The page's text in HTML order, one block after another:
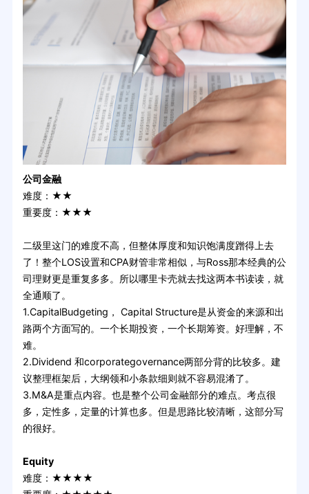
公司金融
难度：★★
重要度：★★★
二级里这门的难度不高，但整体厚度和知识饱满度蹭得上去
了！整个LOS设置和CPA财管非常相似，与Ross那本经典的公
司理财更是重复多多。所以哪里卡壳就去找这两本书读读，就
全通顺了。
1.CapitalBudgeting， Capital Structure是从资金的来源和出
路两个方面写的。一个长期投资，一个长期筹资。好理解，不
难。
2.Dividend 和corporategovernance两部分背的比较多。建
议整理框架后，大纲领和小条款细则就不容易混淆了。
3.M&A是重点内容。也是整个公司金融部分的难点。考点很
多，定性多，定量的计算也多。但是思路比较清晰，这部分写
的很好。
Equity
难度：★★★★